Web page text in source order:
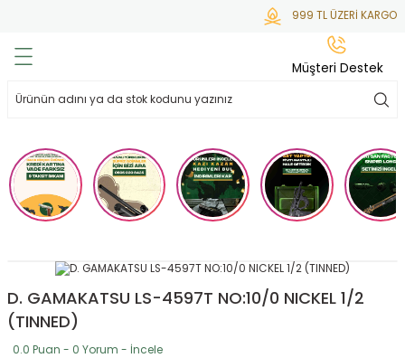
999 TL ÜZERİ KARGO
D. GAMAKATSU LS-4597T NO:10/0 NICKEL 1/2
(TINNED)
0.0 Puan - 0 Yorum - İncele